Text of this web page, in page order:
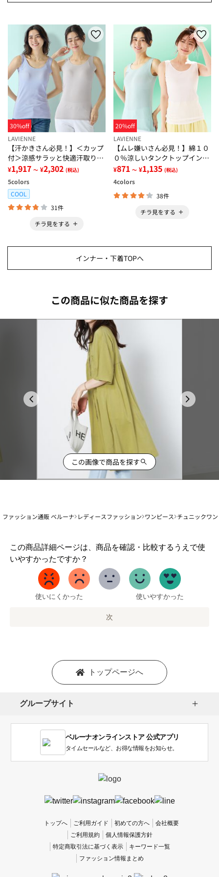
30%off
LAVIENNE
【汗かきさん必見！】＜カップ
付＞涼感サラッと快適汗取りタ
ンクトップインナー＜さらりラ
ボ＞
¥1,917 ～ ¥2,302 (税込)
5colors
COOL
31件
チラ見をする
20%off
LAVIENNE
【ムレ嫌いさん必見！】綿１０
０％涼しいタンクトップインナ
ー＜さらりラボ＞
¥871 ～ ¥1,135 (税込)
4colors
38件
チラ見をする
インナー・下着TOPへ
この商品に似た商品を探す
この画像で商品を探す
ファッション通販 ベルーナ レディースファッション ワンピース チュニックワ
この商品詳細ページは、商品を確認・比較するうえで使
いやすかったですか？
1
か
い
使いにくかった 使いやすかった
次
トップページへ
グループサイト
ベルーナオンラインストア 公式アプリ
タイムセールなど、お得な情報をお知らせ。
トップへ ご利用ガイド 初めての方へ
会社概要
ご利用規約
個人情報保護方針
特定商取引法に基づく表示
キーワード一覧
ファッション情報まとめ